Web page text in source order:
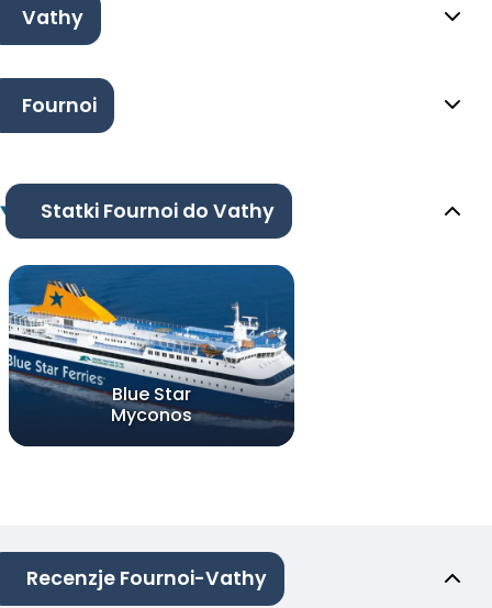
Vathy
Fournoi
Statki Fournoi do Vathy
Blue Star
Myconos
Recenzje Fournoi-Vathy